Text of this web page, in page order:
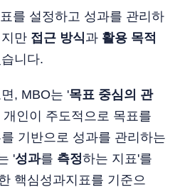
를 설정하고 성과를 관리하
만 접근 방식과 활용 목적
니다.
, MBO는 '목표 중심의 관
개인이 주도적으로 목표를
기반으로 성과를 관리하는
'성과를 측정하는 지표'를
핵심성과지표를 기준으